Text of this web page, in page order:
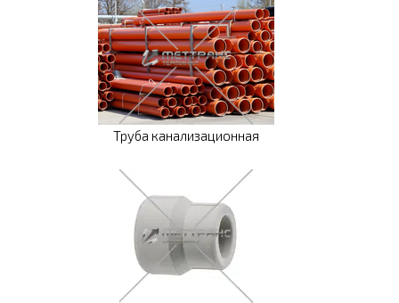
Труба канализационная